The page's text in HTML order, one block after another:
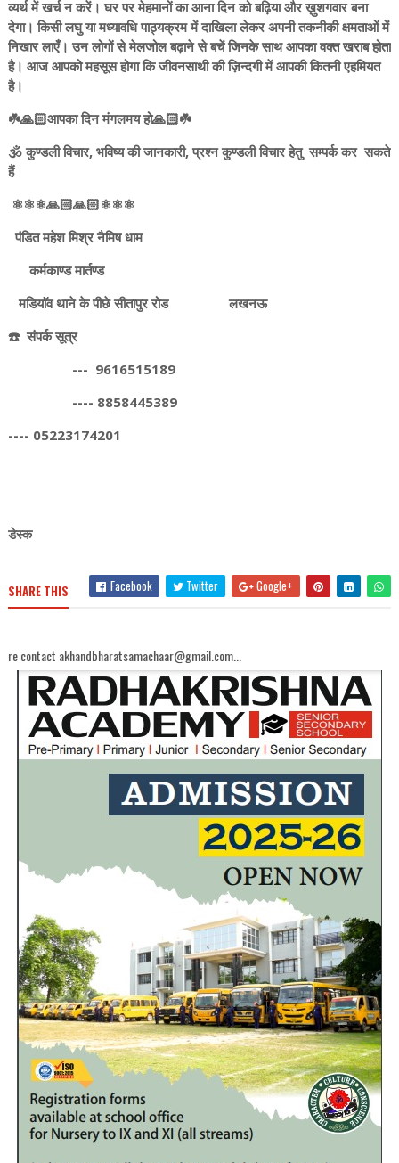
व्यर्थ में खर्च न करें। घर पर मेहमानों का आना दिन को बढ़िया और ख़ुशगवार बना
देगा। किसी लघु या मध्यावधि पाठ्यक्रम में दाखिला लेकर अपनी तकनीकी क्षमताओं में
निखार लाएँ। उन लोगों से मेलजोल बढ़ाने से बचें जिनके साथ आपका वक्त खराब होता
है। आज आपको महसूस होगा कि जीवनसाथी की ज़िन्दगी में आपकी कितनी एहमियत
है।
☘️🙏🏻आपका दिन मंगलमय हो🙏🏻☘️
🕉️ कुण्डली विचार, भविष्य की जानकारी, प्रश्न कुण्डली विचार हेतु सम्पर्क कर सकते
हैं
⚛️⚛️⚛️🙏🏻🙏🏻⚛️⚛️⚛️
पंडित महेश मिश्र नैमिष धाम
कर्मकाण्ड मार्तण्ड
मडियाॅव थाने के पीछे सीतापुर रोड लखनऊ
☎️ संपर्क सूत्र
--- 9616515189
---- 8858445389
---- 05223174201
डेस्क
SHARE THIS Facebook Twitter Google+